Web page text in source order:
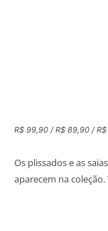
R$ 99,90 / R$ 89,90 /
Os plissados e as
aparecem na